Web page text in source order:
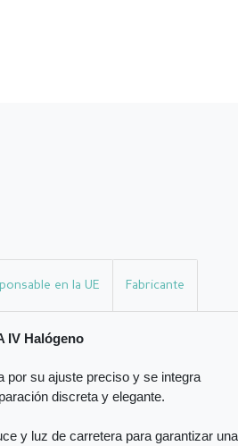
en la UE Fabricante
IV Halógeno
por su ajuste preciso y se integra
discreta y elegante.
y luz de carretera para garantizar una